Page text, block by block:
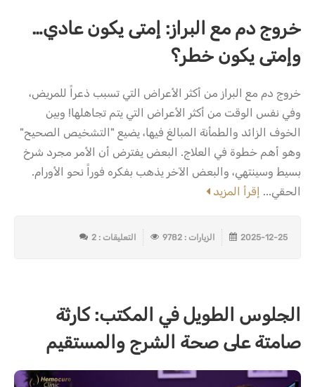
خروج دم مع البراز: إمتى يكون عادي…
وإمتى يكون خطر؟
خروج دم مع البراز من أكثر الأعراض التي تسبب ذعراً للمريض،
وفي نفس الوقت من أكثر الأعراض التي يتم تجاهلها! وبين
الخوف الزائد والطمأنة المبالغ فيها، يضيع "التشخيص الصحيح"
وهو أهم خطوة في العلاج. البعض يفترض أن الأمر مجرد شرخ
بسيط وسينتهي، والبعض الآخر يذهب بفكره فوراً نحو الأورام.
الحقي... إقرأ المزيد
2025-12-25 الزيارات : 9782 التعليقات : 2
الجلوس الطويل في المكتب: كارثة
صامتة على صحة الشرج والمستقيم